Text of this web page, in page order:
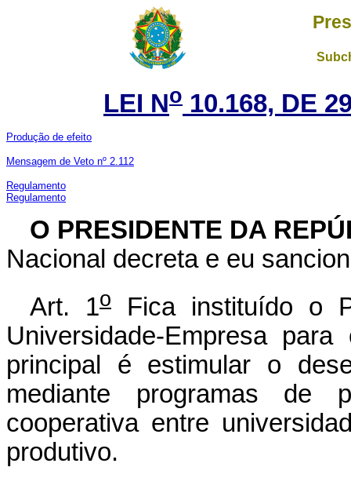
LEI No 10.168, DE
Produção de efeito
Mensagem de Veto nº 2.112
Regulamento
Regulamento
O PRESIDENTE DA
Nacional decreta e eu
Art. 1o
Fica instituído o
Universidade-Empresa
principal é estimular o
mediante programas de
cooperativa entre
produtivo.